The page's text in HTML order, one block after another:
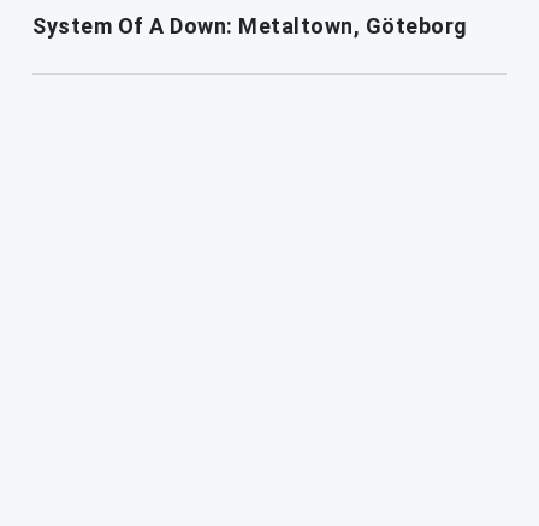
System Of A Down: Metaltown, Göteborg